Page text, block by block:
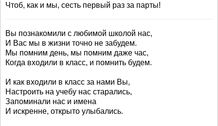
Чтоб, как и мы, сесть первый раз за парты!
Вы познакомили с любимой школой нас,
И Вас мы в жизни точно не забудем.
Мы помним день, мы помним даже час,
Когда входили в класс, и помнить будем.
И как входили в класс за нами Вы,
Настроить на учебу нас старались,
Запоминали нас и имена
И искренне, открыто улыбались.